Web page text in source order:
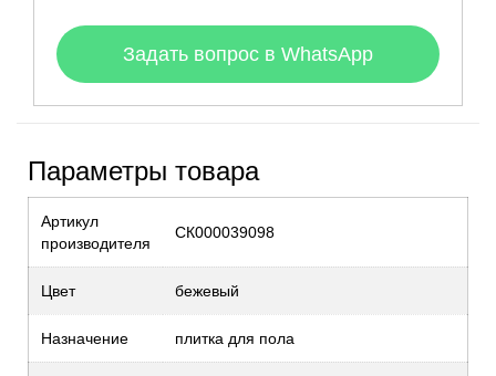
Задать вопрос в WhatsApp
Параметры товара
Артикул
производителя
СК000039098
Цвет бежевый
Назначение плитка для пола